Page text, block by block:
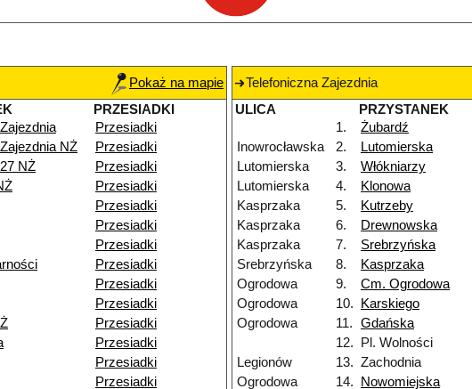
Pokaż na mapie
PRZESIADKI
Przesiadki
NŻ
Przesiadki
NŻ
Przesiadki
Przesiadki
Przesiadki
Przesiadki
Przesiadki
Przesiadki
Przesiadki
Przesiadki
Przesiadki
Przesiadki
Przesiadki
Przesiadki
Telefoniczna Zajezdnia
ULICA
PRZYSTANEK
1.
Żubardź
Inowrocławska
2. Lutomierska
Lutomierska
3. Włókniarzy
Lutomierska
4. Klonowa
Kasprzaka
5. Kutrzeby
Kasprzaka
6. Drewnowska
Kasprzaka
7. Srebrzyńska
Srebrzyńska
8. Kasprzaka
Ogrodowa
9. Cm. Ogrodowa
Ogrodowa
10. Karskiego
Ogrodowa
11. Gdańska
12.
Pl. Wolności
Legionów
13. Zachodnia
Ogrodowa
14. Nowomiejska